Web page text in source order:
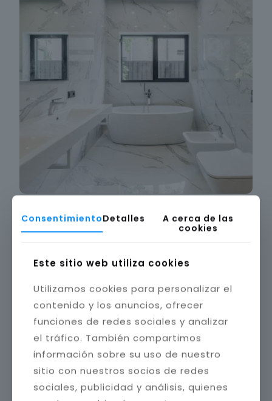
ConsentimientoDetalles
A cerca de las
cookies
Este sitio web utiliza cookies
Utilizamos cookies para personalizar el
contenido y los anuncios, ofrecer
funciones de redes sociales y analizar
el tráfico. También compartimos
información sobre su uso de nuestro
sitio con nuestros socios de redes
sociales, publicidad y análisis, quienes